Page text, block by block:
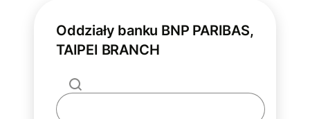
Oddziały banku BNP PARIBAS,
TAIPEI BRANCH